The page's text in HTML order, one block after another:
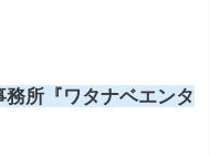
務所『ワタナベエンタ